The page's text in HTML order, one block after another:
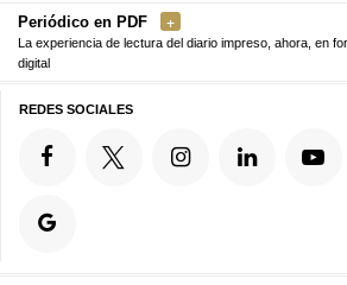
Periódico en PDF
La experiencia de lectura del diario impreso, ahora, en
digital
REDES SOCIALES